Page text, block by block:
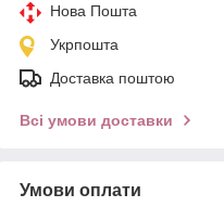
Нова Пошта
Укрпошта
Доставка поштою
Всі умови доставки
Умови оплати